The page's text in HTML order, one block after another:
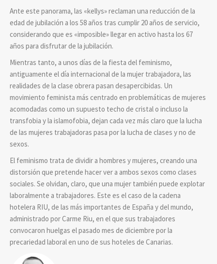
Ante este panorama, las «kellys» reclaman una reducción de la
edad de jubilación a los 58 años tras cumplir 20 años de servicio,
considerando que es «imposible» llegar en activo hasta los 67
años para disfrutar de la jubilación.
Mientras tanto, a unos días de la fiesta del feminismo,
antiguamente el día internacional de la mujer trabajadora, las
realidades de la clase obrera pasan desapercibidas. Un
movimiento feminista más centrado en problemáticas de mujeres
acomodadas como un supuesto techo de cristal o incluso la
transfobia y la islamofobia, dejan cada vez más claro que la lucha
de las mujeres trabajadoras pasa por la lucha de clases y no de
sexos.
El feminismo trata de dividir a hombres y mujeres, creando una
distorsión que pretende hacer ver a ambos sexos como clases
sociales. Se olvidan, claro, que una mujer también puede explotar
laboralmente a trabajadores. Este es el caso de la cadena
hotelera RIU, de las más importantes de España y del mundo,
administrado por Carme Riu, en el que sus trabajadores
convocaron huelgas el pasado mes de diciembre por la
precariedad laboral en uno de sus hoteles de Canarias.